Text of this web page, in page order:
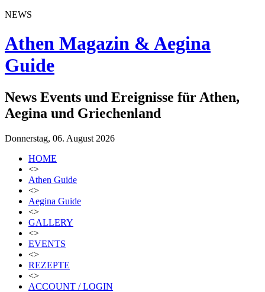
NEWS
Athen Magazin & Aegina
Guide
News Events und Ereignisse für Athen,
Aegina und Griechenland
Donnerstag, 06. August 2026
HOME
<>
Athen Guide
<>
Aegina Guide
<>
GALLERY
<>
EVENTS
<>
REZEPTE
<>
ACCOUNT / LOGIN